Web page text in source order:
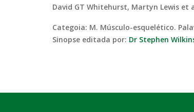
David GT Whitehurst, Martyn Lewis et
Categoia: M. Músculo-esquelético.
Sinopse editada por: Dr Stephen